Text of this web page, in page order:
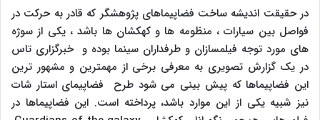
در حقیقت اندیشه ساخت فضاپیماهای پژوهشگر که قادر به حرکت در
فواصل بین سیارات ، منظومه ها و کهکشان ها باشد ، یکی از سوژه
های مورد توجه فیلمسازان و طرفداران سینما بوده و خبرگزاری تاس
در یک گزارش تصویری به معرفی برخی از مهمترین و مشهور ترین
این فضاپیماها که پیش بینی می شود طرح فضاپیمای استار شات
نیز شبیه یکی از این موارد باشد، پرداخته است. این فضاپیماها در